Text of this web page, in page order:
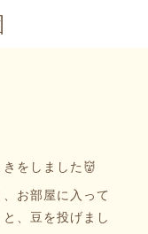
をしました👹
お部屋に入って
、豆を投げまし